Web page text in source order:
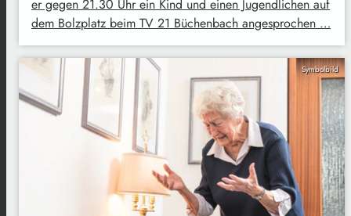
er gegen 21.30 Uhr ein Kind und einen Jugendlichen auf
dem Bolzplatz beim TV 21 Büchenbach angesprochen …
Symbolbild